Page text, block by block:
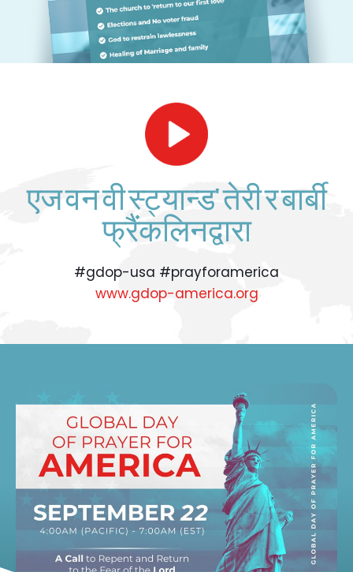
एज वन वी स्ट्यान्ड' तेरी र बार्बी
फ्रैंकलिनद्वारा
#gdop-usa #prayforamerica
www.gdop-america.org